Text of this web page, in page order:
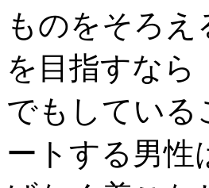
ものをそろ
を目指すなら
でもしている
ートする男性